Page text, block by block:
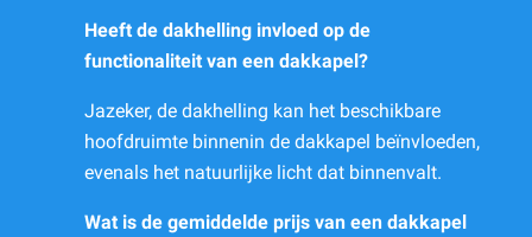
Heeft de dakhelling invloed op de
functionaliteit van een dakkapel?
Jazeker, de dakhelling kan het beschikbare
hoofdruimte binnenin de dakkapel beïnvloeden,
evenals het natuurlijke licht dat binnenvalt.
Wat is de gemiddelde prijs van een dakkapel